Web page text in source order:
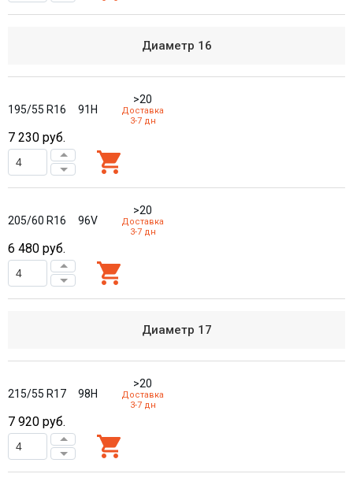
Диаметр 16
195/55 R16 91H
>20
Доставка
3-7 дн
7 230 руб.
205/60 R16 96V
>20
Доставка
3-7 дн
6 480 руб.
Диаметр 17
215/55 R17 98H
>20
Доставка
3-7 дн
7 920 руб.